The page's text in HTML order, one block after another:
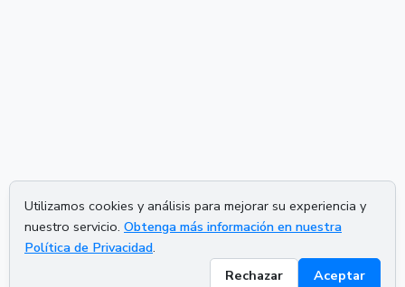
Utilizamos cookies y análisis para mejorar su experiencia y
nuestro servicio. Obtenga más información en nuestra
Política de Privacidad.
Rechazar
Aceptar